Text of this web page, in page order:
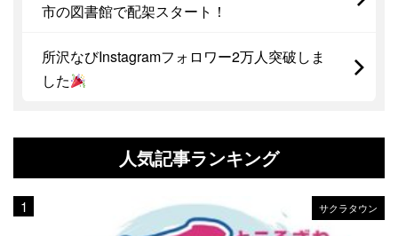
市の図書館で配架スタート！
所沢なびInstagramフォロワー2万人突破しま
した
人気記事ランキング
サクラタウン